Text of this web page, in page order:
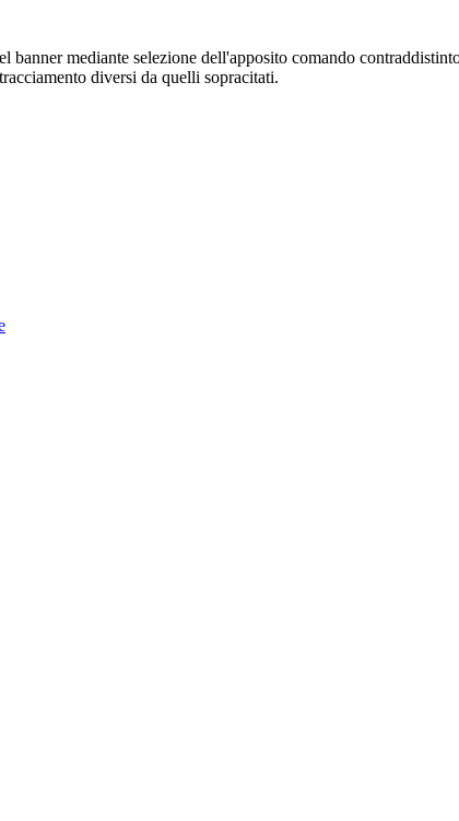
mediante selezione dell'apposito comando
diversi da quelli sopracitati.